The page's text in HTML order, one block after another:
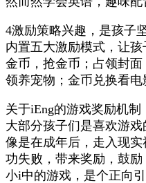
4激励策略兴趣，是孩子
内置五大激励模式，让
金币，抢金币；占领封面
领养宠物；金币兑换看电
关于iEng的游戏奖励机制
大部分孩子们是喜欢游
像是在成年后，走入现
功失败，带来奖励，鼓
小i中的游戏，是个正向